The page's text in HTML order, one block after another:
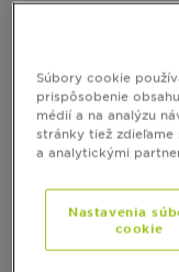
CLOSE
Ako
CLOSE
Súbory cookie
prispôsobenie
médií a na analýzu
stránky tiež zdieľame
a analytickými
Nastavenia
cookie